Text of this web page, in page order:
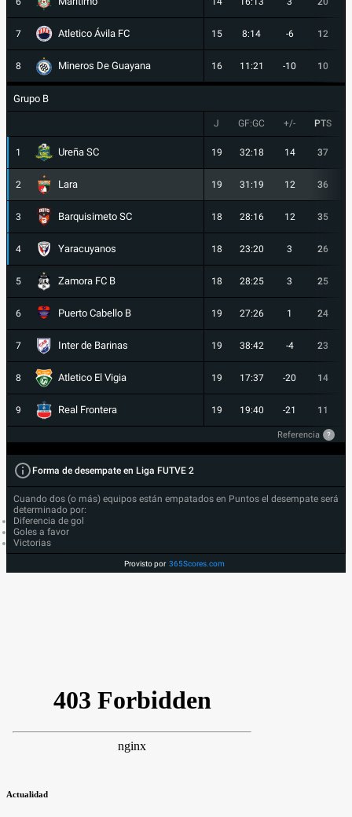
7 Atletico Ávila FC 15 8:14 -6 12
8 Mineros De Guayana 16 11:21 -10 10
Grupo B
J GF:GC +/- PTS
1 Ureña SC 19 32:18 14 37
2 Lara 19 31:19 12 36
3 Barquisimeto SC 18 28:16 12 35
4 Yaracuyanos 18 23:20 3 26
5 Zamora FC B 18 28:25 3 25
6 Puerto Cabello B 19 27:26 1 24
7 Inter de Barinas 19 38:42 -4 23
8 Atletico El Vigia 19 17:37 -20 14
9 Real Frontera 19 19:40 -21 11
Referencia ?
Forma de desempate en Liga FUTVE 2
Cuando dos (o más) equipos están empatados en Puntos el desempate será
determinado por:
Diferencia de gol
Goles a favor
Victorias
Provisto por 365Scores.com
Actualidad